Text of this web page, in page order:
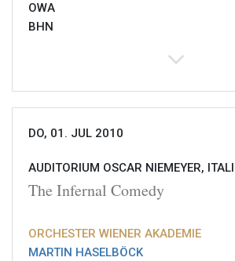
OWA
BHN
DO, 01. JUL 2010
AUDITORIUM OSCAR NIEMEYER,
The Infernal Comedy
ORCHESTER WIENER AKADEMIE
MARTIN HASELBÖCK